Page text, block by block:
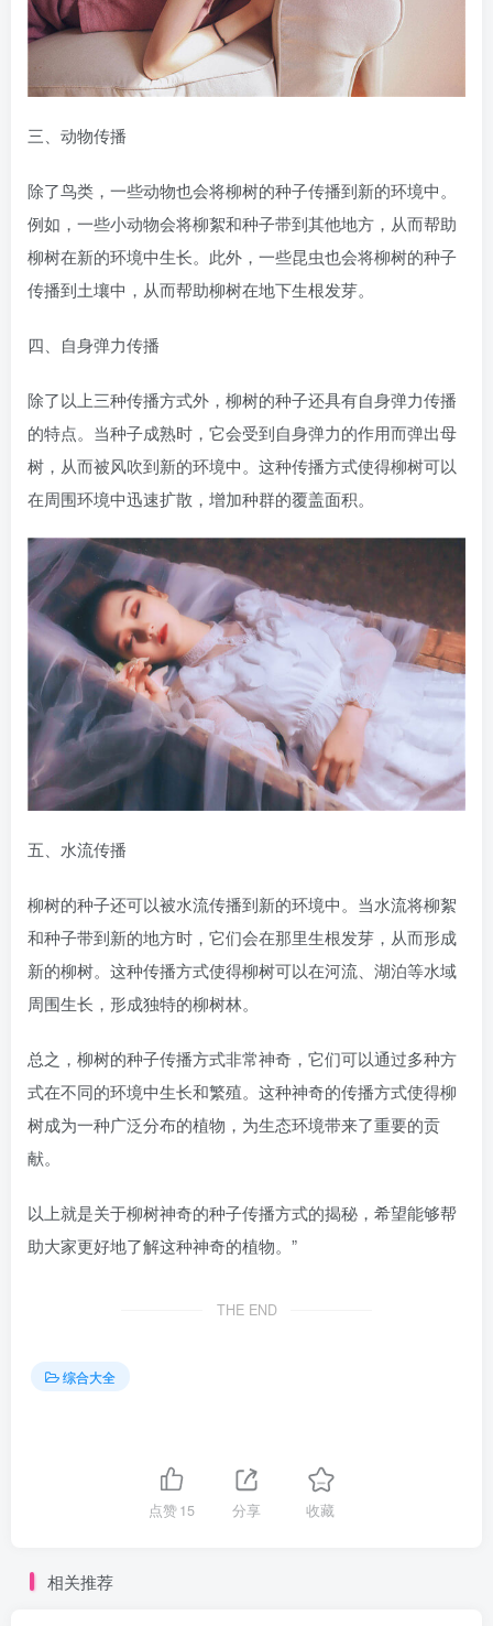
三、动物传播
除了鸟类，一些动物也会将柳树的种子传播到新的环境中。
例如，一些小动物会将柳絮和种子带到其他地方，从而帮助
柳树在新的环境中生长。此外，一些昆虫也会将柳树的种子
传播到土壤中，从而帮助柳树在地下生根发芽。
四、自身弹力传播
除了以上三种传播方式外，柳树的种子还具有自身弹力传播
的特点。当种子成熟时，它会受到自身弹力的作用而弹出母
树，从而被风吹到新的环境中。这种传播方式使得柳树可以
在周围环境中迅速扩散，增加种群的覆盖面积。
五、水流传播
柳树的种子还可以被水流传播到新的环境中。当水流将柳絮
和种子带到新的地方时，它们会在那里生根发芽，从而形成
新的柳树。这种传播方式使得柳树可以在河流、湖泊等水域
周围生长，形成独特的柳树林。
总之，柳树的种子传播方式非常神奇，它们可以通过多种方
式在不同的环境中生长和繁殖。这种神奇的传播方式使得柳
树成为一种广泛分布的植物，为生态环境带来了重要的贡
献。
以上就是关于柳树神奇的种子传播方式的揭秘，希望能够帮
助大家更好地了解这种神奇的植物。”
THE END
综合大全
点赞15 分享 收藏
相关推荐